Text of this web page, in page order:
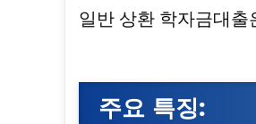
일반 상환 학자금대
주요 특징: